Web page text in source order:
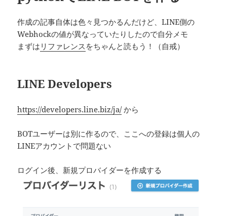
作成の記事自体は色々見つかるんだけど、LINE側の
Webhockの値が異なっていたりしたので自分メモ
まずは リファレンス をちゃんと読もう！（自戒）
LINE Developers
https://developers.line.biz/ja/から
BOTユーザーは別に作るので、ここへの登録は個人の
LINEアカウントで問題ない
ログイン後、新規プロバイダーを作成する